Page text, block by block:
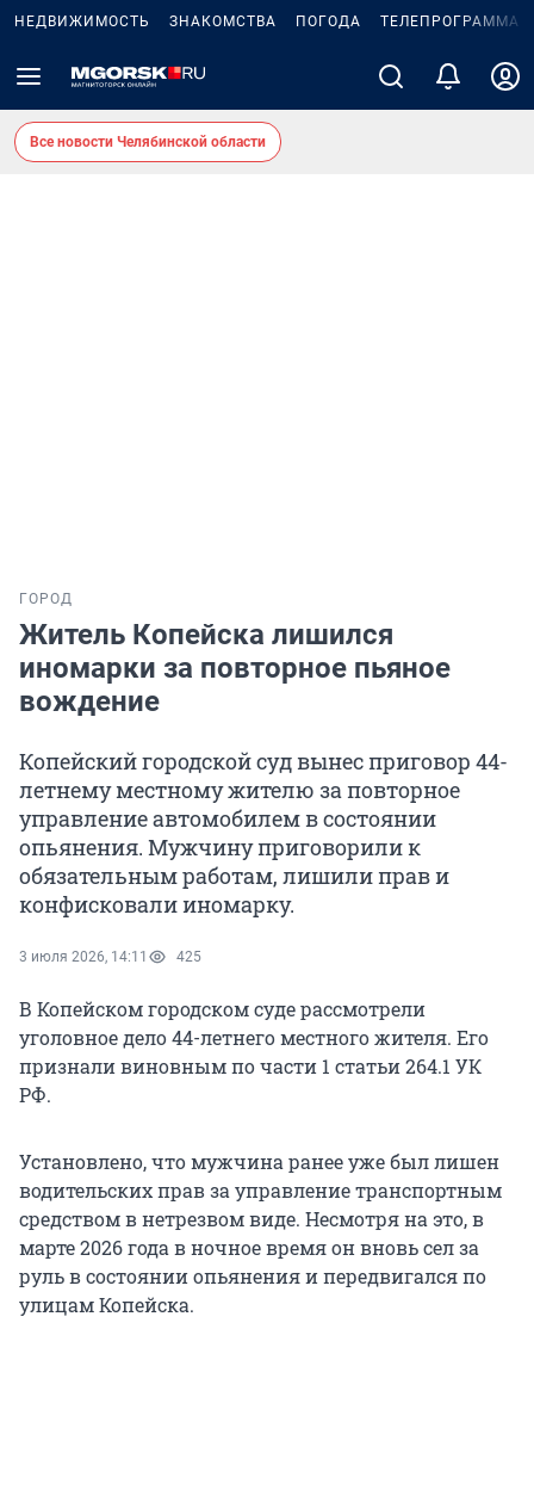
НЕДВИЖИМОСТЬ ЗНАКОМСТВА ПОГОДА ТЕЛЕПРОГРАММА
Все новости Челябинской области
ГОРОД
Житель Копейска лишился
иномарки за повторное пьяное
вождение
Копейский городской суд вынес приговор 44-
летнему местному жителю за повторное
управление автомобилем в состоянии
опьянения. Мужчину приговорили к
обязательным работам, лишили прав и
конфисковали иномарку.
3 июля 2026, 14:11 425
В Копейском городском суде рассмотрели
уголовное дело 44-летнего местного жителя. Его
признали виновным по части 1 статьи 264.1 УК
РФ.
Установлено, что мужчина ранее уже был лишен
водительских прав за управление транспортным
средством в нетрезвом виде. Несмотря на это, в
марте 2026 года в ночное время он вновь сел за
руль в состоянии опьянения и передвигался по
улицам Копейска.